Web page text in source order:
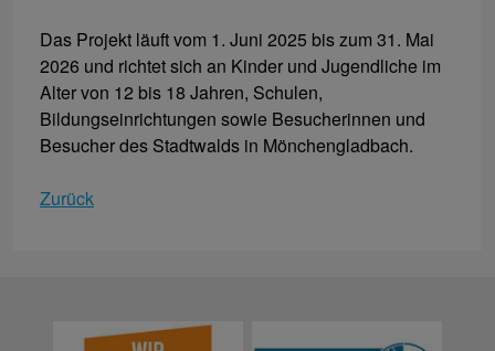
Das Projekt läuft vom 1. Juni 2025 bis zum 31. Mai
2026 und richtet sich an Kinder und Jugendliche im
Alter von 12 bis 18 Jahren, Schulen,
Bildungseinrichtungen sowie Besucherinnen und
Besucher des Stadtwalds in Mönchengladbach.
Zurück